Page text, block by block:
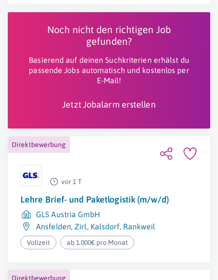
Noch nicht den richtigen Job
gefunden?
Basierend auf deinen Suchkriterien erhälst du
passende Jobs automatisch und kostenlos per
E-Mail!
Jetzt Jobalarm erstellen
Direktbewerbung
vor 1 T
Lehre Brief- und Paketlogistik (m/w/d)
GLS Austria GmbH
Ansfelden, Zirl, Kalsdorf, Rankweil
Vollzeit ab 1.000€ pro Monat
Direktbewerbung